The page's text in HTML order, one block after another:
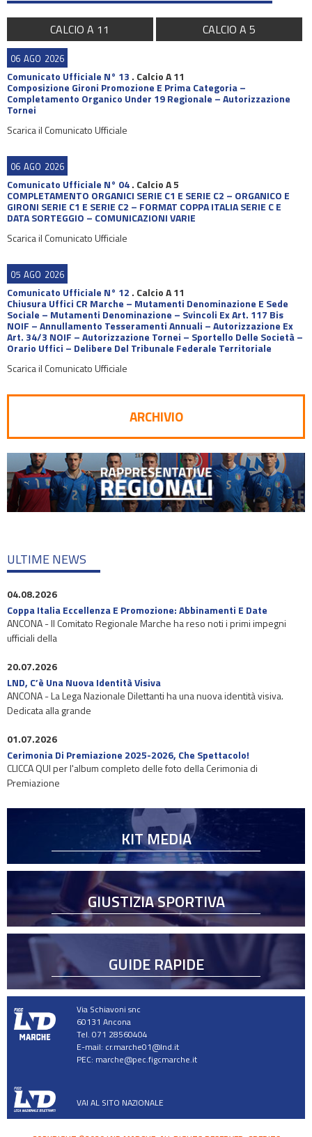
CALCIO A 11 CALCIO A 5
06 AGO 2026
Comunicato Ufficiale N° 13 . Calcio A 11
Composizione Gironi Promozione E Prima Categoria –
Completamento Organico Under 19 Regionale – Autorizzazione
Tornei
Scarica il Comunicato Ufficiale
06 AGO 2026
Comunicato Ufficiale N° 04. Calcio A 5
COMPLETAMENTO ORGANICI SERIE C1 E SERIE C2 – ORGANICO E
GIRONI SERIE C1 E SERIE C2 – FORMAT COPPA ITALIA SERIE C E
DATA SORTEGGIO – COMUNICAZIONI VARIE
Scarica il Comunicato Ufficiale
05 AGO 2026
Comunicato Ufficiale N° 12 . Calcio A 11
Chiusura Uffici CR Marche – Mutamenti Denominazione E Sede
Sociale – Mutamenti Denominazione – Svincoli Ex Art. 117 Bis
NOIF – Annullamento Tesseramenti Annuali – Autorizzazione Ex
Art. 34/3 NOIF – Autorizzazione Tornei – Sportello Delle Società –
Orario Uffici – Delibere Del Tribunale Federale Territoriale
Scarica il Comunicato Ufficiale
ARCHIVIO
ULTIME NEWS
04.08.2026
Coppa Italia Eccellenza E Promozione: Abbinamenti E Date
ANCONA - Il Comitato Regionale Marche ha reso noti i primi impegni
ufficiali della
20.07.2026
LND, C’è Una Nuova Identità Visiva
ANCONA - La Lega Nazionale Dilettanti ha una nuova identità visiva.
Dedicata alla grande
01.07.2026
Cerimonia Di Premiazione 2025-2026, Che Spettacolo!
CLICCA QUI per l'album completo delle foto della Cerimonia di
Premiazione
KIT MEDIA
GIUSTIZIA SPORTIVA
GUIDE RAPIDE
Via Schiavoni snc
60131 Ancona
Tel. 071 28560404
E-mail: cr.marche01@lnd.it
PEC: marche@pec.figcmarche.it
VAI AL SITO NAZIONALE